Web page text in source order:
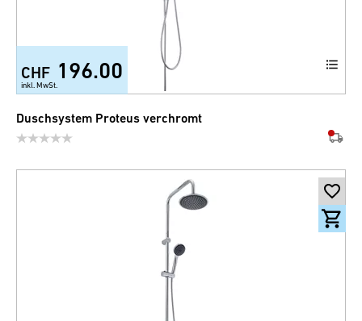
CHF 196.00
inkl. MwSt.
Duschsystem Proteus verchromt